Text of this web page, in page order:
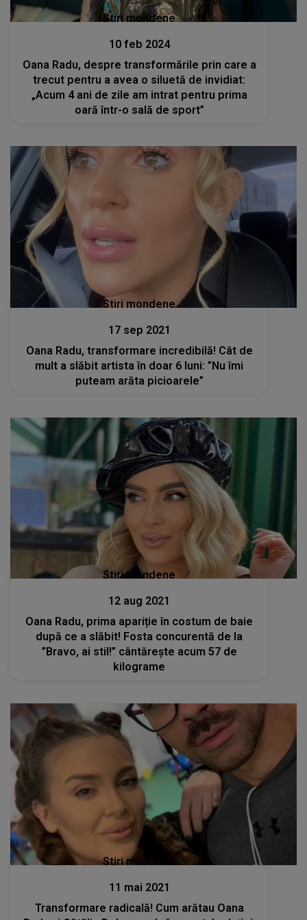
Stiri mondene
10 feb 2024
Oana Radu, despre transformările prin care a
trecut pentru a avea o siluetă de invidiat:
„Acum 4 ani de zile am intrat pentru prima
oară într-o sală de sport”
Stiri mondene
17 sep 2021
Oana Radu, transformare incredibilă! Cât de
mult a slăbit artista în doar 6 luni: ”Nu îmi
puteam arăta picioarele”
Stiri mondene
12 aug 2021
Oana Radu, prima apariție în costum de baie
după ce a slăbit! Fosta concurentă de la
”Bravo, ai stil!” cântărește acum 57 de
kilograme
Stiri mondene
11 mai 2021
Transformare radicală! Cum arătau Oana